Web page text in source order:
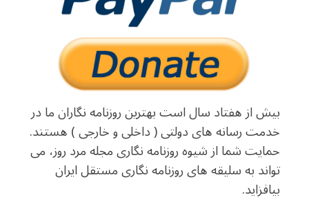
بیش از هفتاد سال است بهترین روزنامه نگاران ما در
خدمت رسانه های دولتی ( داخلی و خارجی ) هستند.
حمایت شما از شیوه روزنامه نگاری مجله مرد روز، می
تواند به سلیقه های روزنامه نگاری مستقل ایران
بیافزاید.